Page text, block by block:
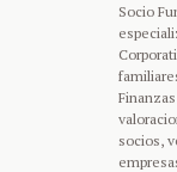
Socio
socios,